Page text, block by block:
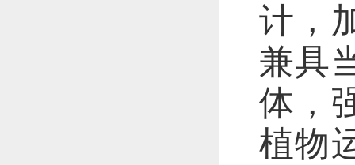
计，
兼具
体，
植物